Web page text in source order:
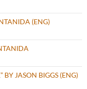
(ENG)
JASON BIGGS (ENG)